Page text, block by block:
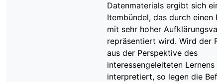
Datenmaterials ergibt sich ein
Itembündel, das durch einen
mit sehr hoher
repräsentiert wird. Wird der
aus der Perspektive des
interessengeleiteten Lernens
interpretiert, so legen die